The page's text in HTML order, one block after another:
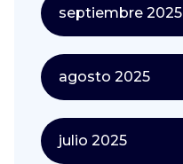
septiembre 2025
agosto 2025
julio 2025